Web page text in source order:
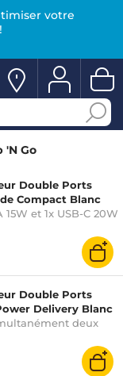
votre
'N Go
Double Ports
Compact Blanc
et 1x USB-C 20W
Double Ports
Delivery Blanc
deux
USB-C (20W)